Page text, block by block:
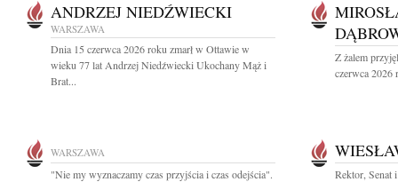
ANDRZEJ NIEDŹWIECKI
WARSZAWA
Dnia 15 czerwca 2026 roku zmarł w Ottawie w
wieku 77 lat Andrzej Niedźwiecki Ukochany Mąż i
Brat...
Z żalem
czerwca 2026
WARSZAWA
"Nie my wyznaczamy czas przyjścia i czas odejścia".
Rektor, Senat